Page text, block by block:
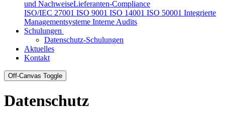
und NachweiseLieferanten-Compliance
ISO/IEC 27001 ISO 9001 ISO 14001 ISO 50001 Integrierte
Managementsysteme Interne Audits
Schulungen
Datenschutz-Schulungen
Aktuelles
Kontakt
Off-Canvas Toggle
Datenschutz